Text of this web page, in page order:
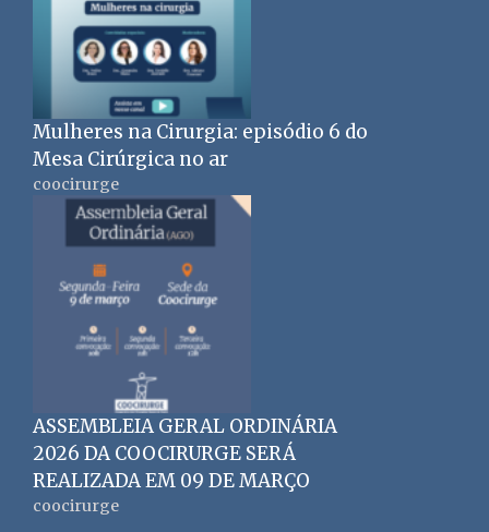
Mulheres na Cirurgia: episódio 6 do
Mesa Cirúrgica no ar
coocirurge
ASSEMBLEIA GERAL ORDINÁRIA
2026 DA COOCIRURGE SERÁ
REALIZADA EM 09 DE MARÇO
coocirurge